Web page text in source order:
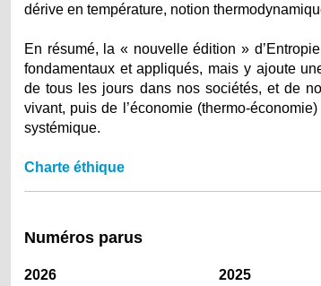
dérive en température, notion
En résumé, la « nouvelle édition »
fondamentaux et appliqués, mais y ajoute
de tous les jours dans nos sociétés, et de
vivant, puis de l’économie (thermo-
systémique.
Charte éthique
Numéros parus
2026
2025